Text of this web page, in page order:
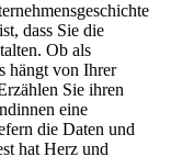
dass Sie die
Ob als
hängt von Ihrer
Sie ihren
eine
die Daten und
hat Herz und